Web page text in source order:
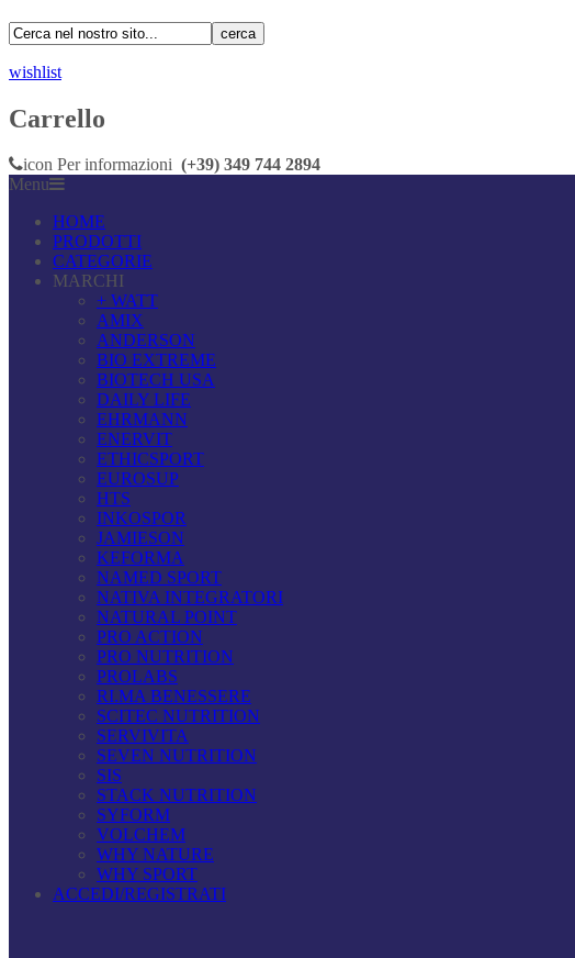
cerca
wishlist
Carrello
icon Per informazioni (+39) 349 744 2894
Menu
HOME
PRODOTTI
CATEGORIE
MARCHI
+ WATT
AMIX
ANDERSON
BIO EXTREME
BIOTECH USA
DAILY LIFE
EHRMANN
ENERVIT
ETHICSPORT
EUROSUP
HTS
INKOSPOR
JAMIESON
KEFORMA
NAMED SPORT
NATIVA INTEGRATORI
NATURAL POINT
PRO ACTION
PRO NUTRITION
PROLABS
RI.MA BENESSERE
SCITEC NUTRITION
SERVIVITA
SEVEN NUTRITION
SIS
STACK NUTRITION
SYFORM
VOLCHEM
WHY NATURE
WHY SPORT
ACCEDI/REGISTRATI